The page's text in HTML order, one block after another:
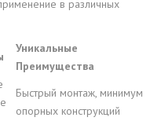
в различных
Уникальные
Преимущества
Быстрый монтаж, минимум
опорных конструкций